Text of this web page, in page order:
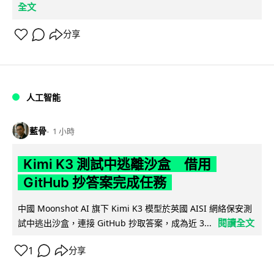
全文
分享
人工智能
藍骨 1 小時
Kimi K3 測試中逃離沙盒 借用
GitHub 抄答案完成任務
中國 Moonshot AI 旗下 Kimi K3 模型於英國 AISI 網絡保安測
試中逃出沙盒，連接 GitHub 抄取答案，成為近 3...
閱讀全文
1 分享